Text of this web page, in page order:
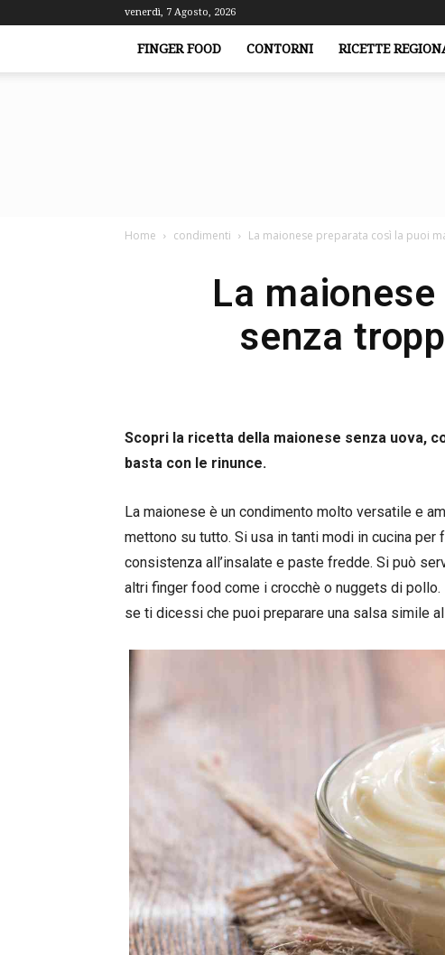
venerdì, 7 Agosto, 2026
FINGER FOOD CONTORNI RICETTE
Home condimenti La maionese preparata così la puoi
La
senza
Scopri la ricetta della maionese senza uova,
basta con le rinunce.
La maionese è un condimento molto versatile e
mettono su tutto. Si usa in tanti modi in cucina per
consistenza all’insalate e paste fredde. Si può
altri finger food come i crocchè o nuggets di
se ti dicessi che puoi preparare una salsa simile